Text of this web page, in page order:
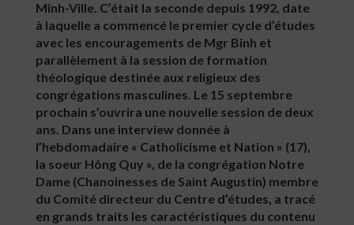
Minh-Ville. C’était la seconde depuis 1992, date
à laquelle a commencé le premier cycle d’études
avec les encouragements de Mgr Binh et
parallèlement à la session de formation
théologique destinée aux religieux des
congrégations masculines. Le 15 septembre
prochain s’ouvrira une nouvelle session de deux
ans. Dans une interview donnée à
l’hebdomadaire « Catholicisme et Nation » (17),
la soeur Hông Quy », de la congrégation Notre
Dame (Chanoinesses de Saint Augustin) membre
du Comité directeur du Centre d’études, a tracé
en grands traits les caractéristiques du contenu